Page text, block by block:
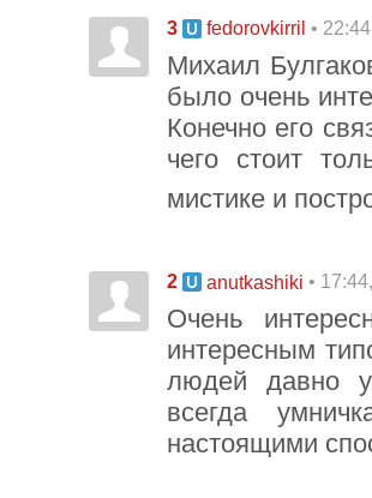
3 fedorovkirril •
Михаил
было очень
Конечно его
чего стоит
мистике и
2 anutkashiki •
Очень
интересным
людей давно
всегда
настоящими